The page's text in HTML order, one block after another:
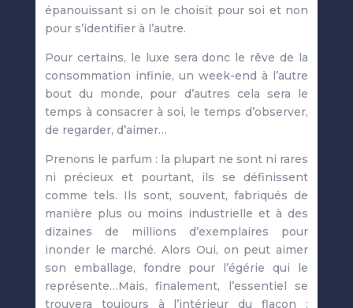
épanouissant si on le choisit pour soi et non
pour s’identifier à l’autre.
Pour certains, le luxe sera donc le rêve de la
consommation infinie, un week-end à l’autre
bout du monde, pour d’autres cela sera le
temps à consacrer à soi, le temps d’observer,
de regarder, d’aimer…
Prenons le parfum : la plupart ne sont ni rares
ni précieux et pourtant, ils se définissent
comme tels. Ils sont, souvent, fabriqués de
manière plus ou moins industrielle et à des
dizaines de millions d’exemplaires pour
inonder le marché. Alors Oui, on peut aimer
son emballage, fondre pour l’égérie qui le
représente…Mais, finalement, l’essentiel se
trouvera toujours à l’intérieur du flacon :